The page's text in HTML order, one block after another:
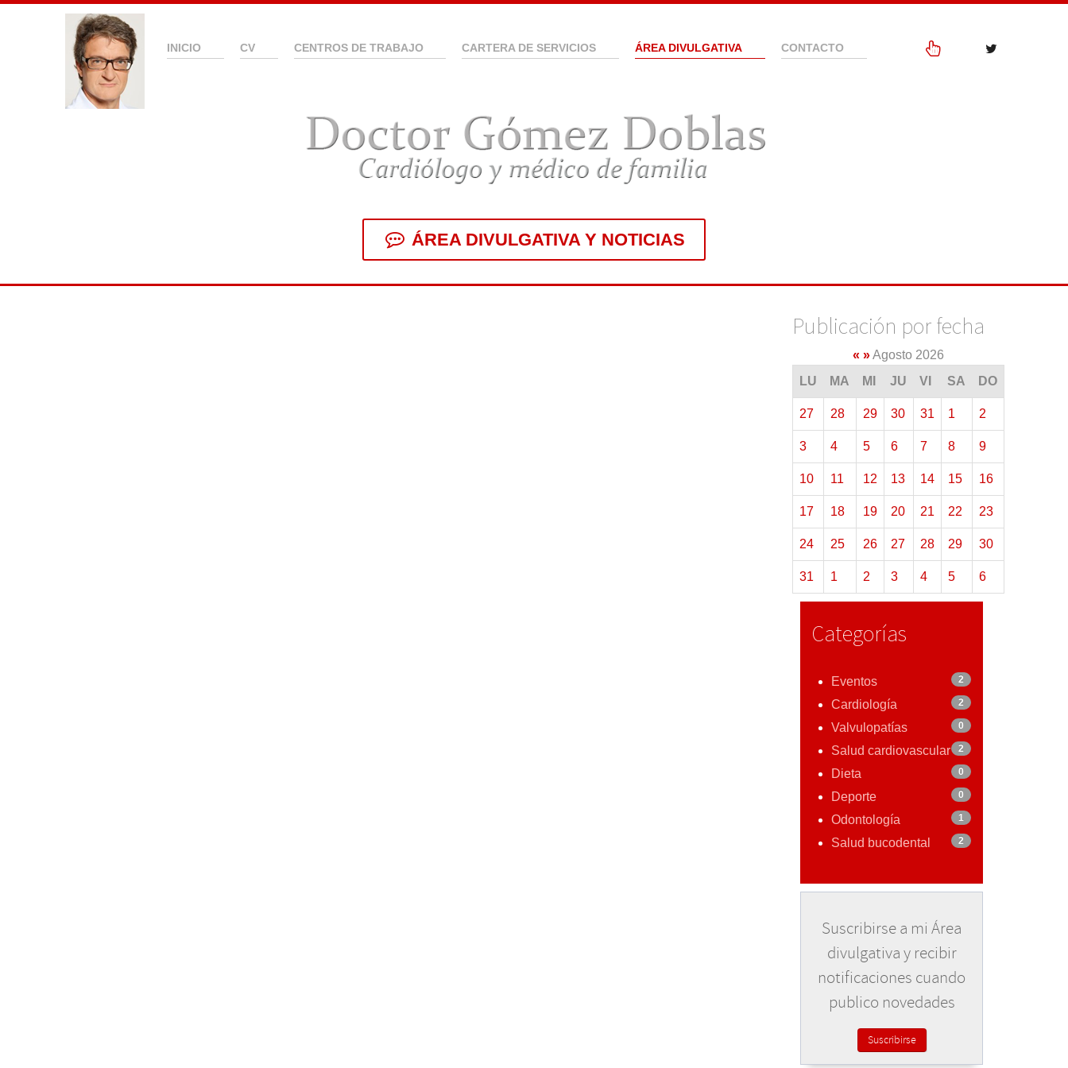
INICIO CV CENTROS DE TRABAJO CARTERA DE SERVICIOS ÁREA DIVULGATIVA CONTACTO
ÁREA DIVULGATIVA Y NOTICIAS
Publicación por fecha
« »Agosto 2026
LU
MA MI JU VI SA DO
27 28 29 30 31 1 2
3 4 5 6 7 8 9
10 11 12 13 14 15 16
17 18 19 20 21 22 23
24 25 26 27 28 29 30
31 1 2 3 4 5 6
Categorías
Eventos 2
Cardiología 2
Valvulopatías 0
Salud cardiovascular 2
Dieta 0
Deporte 0
Odontología 1
Salud bucodental 2
Suscribirse a mi Área
divulgativa y recibir
notificaciones cuando
publico novedades
Suscribirse